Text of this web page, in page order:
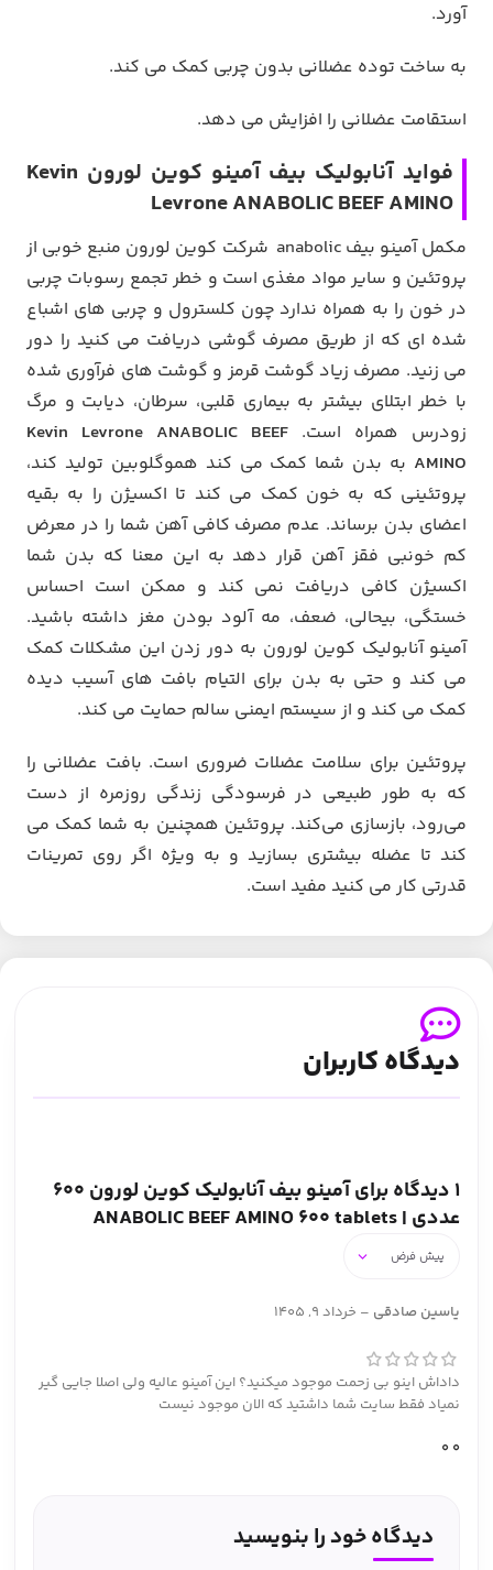
آورد.
به ساخت توده عضلانی بدون چربی کمک می کند.
استقامت عضلانی را افزایش می دهد.
فواید آنابولیک بیف آمینو کوین لورون Kevin
Levrone ANABOLIC BEEF AMINO
مکمل آمینو بیف anabolic شرکت کوین لورون منبع خوبی از
پروتئین و سایر مواد مغذی است و خطر تجمع رسوبات چربی
در خون را به همراه ندارد چون کلسترول و چربی های اشباع
شده ای که از طریق مصرف گوشی دریافت می کنید را دور
می زنید. مصرف زیاد گوشت قرمز و گوشت های فرآوری شده
با خطر ابتلای بیشتر به بیماری قلبی، سرطان، دیابت و مرگ
زودرس همراه است. Kevin Levrone ANABOLIC BEEF
AMINO به بدن شما کمک می کند هموگلوبین تولید کند،
پروتئینی که به خون کمک می کند تا اکسیژن را به بقیه
اعضای بدن برساند. عدم مصرف کافی آهن شما را در معرض
کم خونبی فقز آهن قرار دهد به این معنا که بدن شما
اکسیژن کافی دریافت نمی کند و ممکن است احساس
خستگی، بیحالی، ضعف، مه آلود بودن مغز داشته باشید.
آمینو آنابولیک کوین لورون به دور زدن این مشکلات کمک
می کند و حتی به بدن برای التیام بافت های آسیب دیده
کمک می کند و از سیستم ایمنی سالم حمایت می کند.
پروتئین برای سلامت عضلات ضروری است. بافت عضلانی را
که به طور طبیعی در فرسودگی زندگی روزمره از دست
می‌رود، بازسازی می‌کند. پروتئین همچنین به شما کمک می
کند تا عضله بیشتری بسازید و به ویژه اگر روی تمرینات
قدرتی کار می کنید مفید است.
دیدگاه کاربران
1 دیدگاه برای
آمینو بیف آنابولیک کوین لورون 600
عددی | ANABOLIC BEEF AMINO 600 tablets
یاسین صادقی – خرداد 9, 1405
داداش اینو بی زحمت موجود میکنید؟ این آمینو عالیه ولی اصلا جایی گیر
نمیاد فقط سایت شما داشتید که الان موجود نیست
0
0
دیدگاه خود را بنویسید